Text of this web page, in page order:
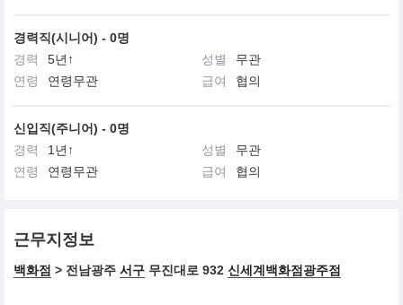
경력직(시니어) - 0명
경력
5년↑ 성별
무관
연령
연령무관 급여 협의
신입직(주니어) - 0명
경력
1년↑ 성별
무관
연령
연령무관 급여 협의
근무지정보
백화점 > 전남광주 서구 무진대로 932 신세계백화점광주점